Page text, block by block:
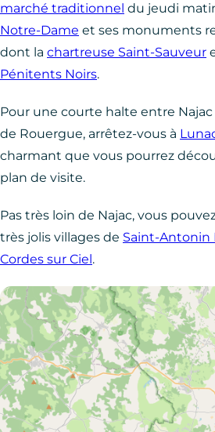
marché traditionnel du jeudi
Notre-Dame et ses monuments
dont la chartreuse Saint-Sauveur
Pénitents Noirs.
Pour une courte halte entre
de Rouergue, arrêtez-vous à
charmant que vous pourrez
plan de visite.
Pas très loin de Najac, vous
très jolis villages de Saint-Antonin
Cordes sur Ciel.